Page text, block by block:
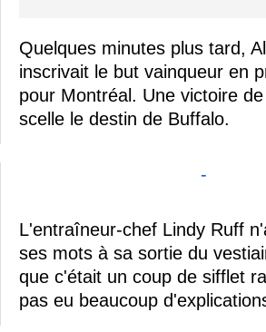
Quelques minutes plus tard,
inscrivait le but vainqueur en
pour Montréal. Une victoire
scelle le destin de Buffalo.
-
L'entraîneur-chef Lindy Ruff
ses mots à sa sortie du
que c'était un coup de sifflet
pas eu beaucoup